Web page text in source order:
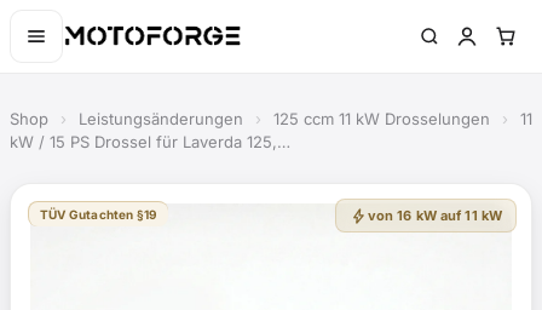
Shop › Leistungsänderungen › 125 ccm 11 kW Drosselungen ›
11
kW / 15 PS Drossel für Laverda 125,…
TÜV Gutachten §19 bolt von 16 kW auf 11 kW